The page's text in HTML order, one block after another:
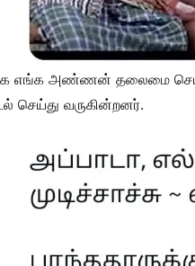
அண்ணன் தலைமை
செய்து வருகின்றனர்.